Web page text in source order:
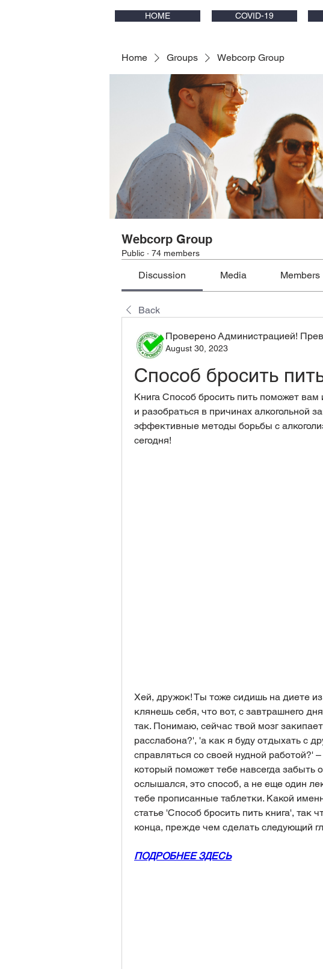
HOME COVID-19
Home Groups Webcorp Group
Webcorp Group
Public · 74 members
Discussion Media Members
Back
Проверено Администрацией!
August 30, 2023
Способ бросить
Книга Способ бросить пить поможет
и разобраться в причинах алкогольной
эффективные методы борьбы с
сегодня!
Хей, дружок! Ты тоже сидишь на диете
клянешь себя, что вот, с завтрашнего
так. Понимаю, сейчас твой мозг
расслабона?', 'а как я буду отдыхать с
справляться со своей нудной работой?'
который поможет тебе навсегда забыть
ослышался, это способ, а не еще один
тебе прописанные таблетки. Какой
статье 'Способ бросить пить книга', так
конца, прежде чем сделать следующий
ПОДРОБНЕЕ ЗДЕСЬ